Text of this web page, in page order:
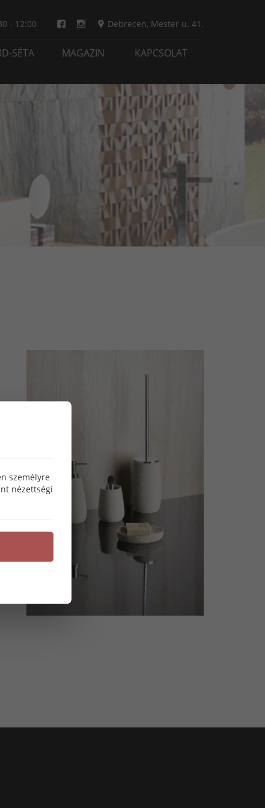
- 12:00 Debrecen, Mester u. 41.
SÉTA MAGAZIN KAPCSOLAT
személyre
nézettségi